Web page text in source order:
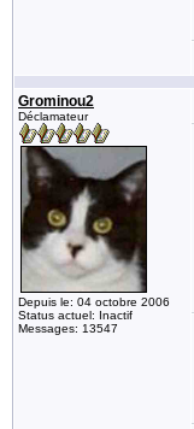
Grominou2
Déclamateur
Depuis le: 04 octobre 2006
Status actuel: Inactif
Messages: 13547